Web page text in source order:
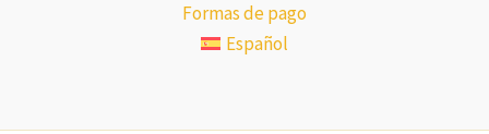
Formas de pago
Español